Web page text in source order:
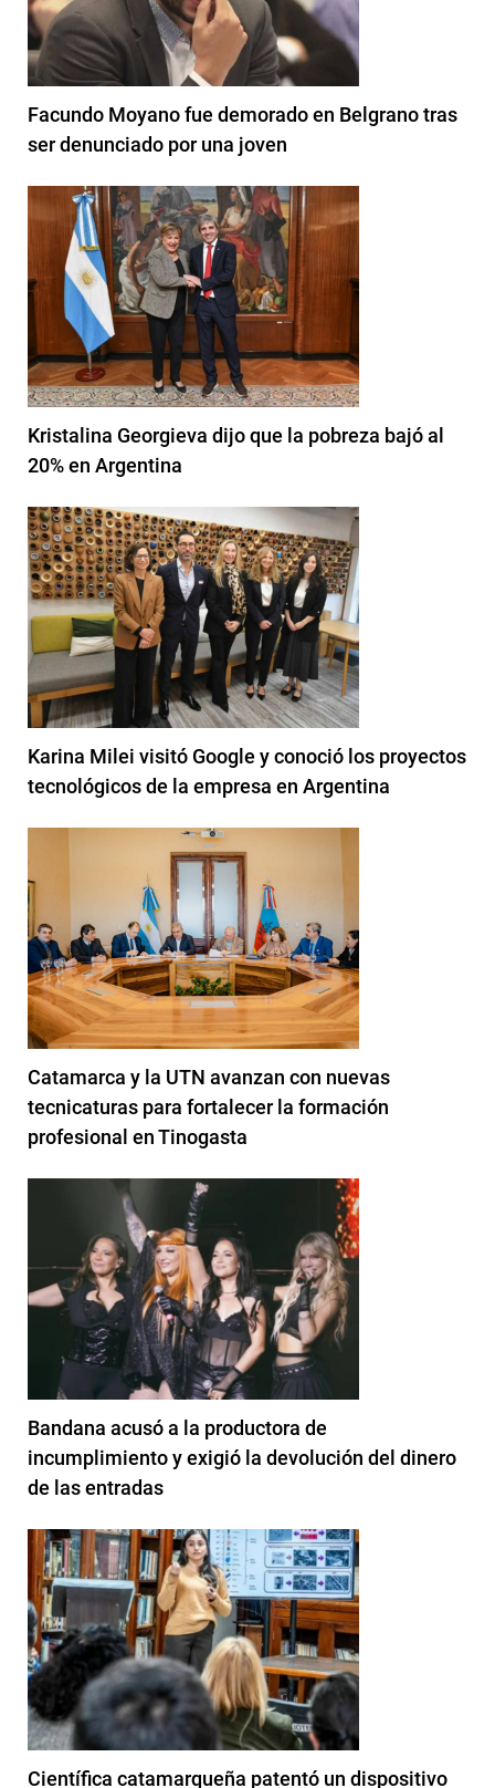
Facundo Moyano fue demorado en Belgrano tras
ser denunciado por una joven
Kristalina Georgieva dijo que la pobreza bajó al
20% en Argentina
Karina Milei visitó Google y conoció los proyectos
tecnológicos de la empresa en Argentina
Catamarca y la UTN avanzan con nuevas
tecnicaturas para fortalecer la formación
profesional en Tinogasta
Bandana acusó a la productora de
incumplimiento y exigió la devolución del dinero
de las entradas
Científica catamarqueña patentó un dispositivo